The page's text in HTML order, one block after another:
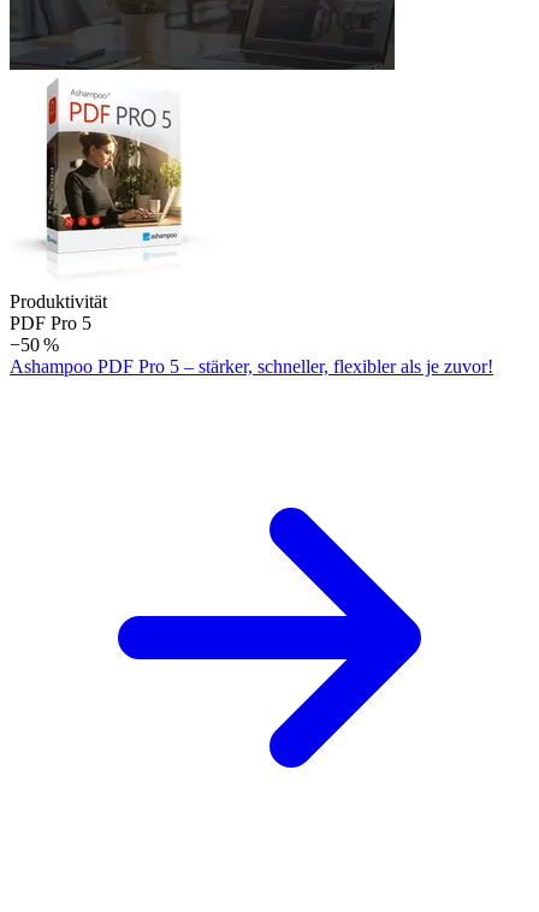
Produktivität
PDF Pro 5
−50 %
Ashampoo PDF Pro 5 – stärker, schneller, flexibler als je zuvor!